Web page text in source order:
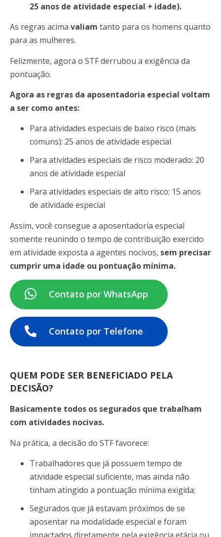
25 anos de atividade especial + idade).
As regras acima valiam tanto para os homens quanto
para as mulheres.
Felizmente, agora o STF derrubou a exigência da
pontuação.
Agora as regras da aposentadoria especial voltam
a ser como antes:
Para atividades especiais de baixo risco (mais
comuns): 25 anos de atividade especial
Para atividades especiais de risco moderado: 20
anos de atividade especial
Para atividades especiais de alto risco: 15 anos
de atividade especial
Assim, você consegue a aposentadoria especial
somente reunindo o tempo de contribuição exercido
em atividade exposta a agentes nocivos, sem precisar
cumprir uma idade ou pontuação mínima.
Contato por WhatsApp
Contato por Telefone
QUEM PODE SER BENEFICIADO PELA
DECISÃO?
Basicamente todos os segurados que trabalham
com atividades nocivas.
Na prática, a decisão do STF favorece:
Trabalhadores que já possuem tempo de
atividade especial suficiente, mas ainda não
tinham atingido a pontuação mínima exigida;
Segurados que já estavam próximos de se
aposentar na modalidade especial e foram